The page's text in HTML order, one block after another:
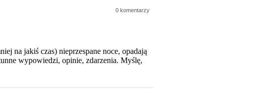
0 komentarzy
na jakiś czas) nieprzespane noce, opadają
wypowiedzi, opinie, zdarzenia. Myślę,